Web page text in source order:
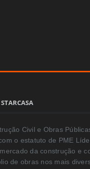
STARCASA
Civil e Obras
o estatuto de PME
da construção e
de obras nos mais